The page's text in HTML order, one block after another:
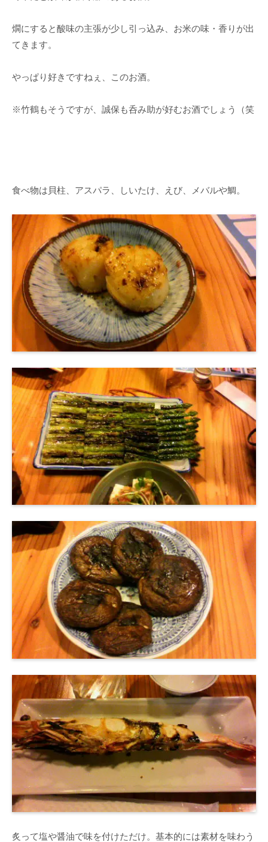
燗にすると酸味の主張が少し引っ込み、お米の味・香りが出
てきます。
やっぱり好きですねぇ、このお酒。
※竹鶴もそうですが、誠保も呑み助が好むお酒でしょう（笑
食べ物は貝柱、アスパラ、しいたけ、えび、メバルや鯛。
炙って塩や醤油で味を付けただけ。基本的には素材を味わう